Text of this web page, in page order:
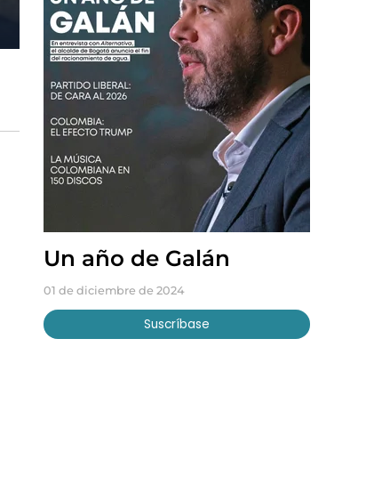
Un año de Galán
01 de diciembre de 2024
Suscríbase